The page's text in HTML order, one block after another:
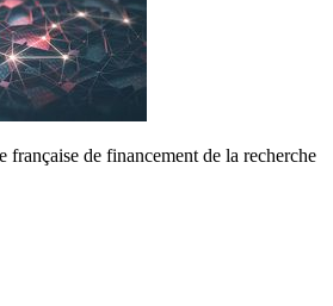
française de financement de la recherche